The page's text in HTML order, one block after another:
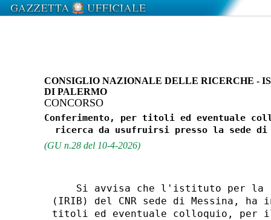
CONSIGLIO NAZIONALE DELLE RICERCHE -
DI PALERMO
CONCORSO
Conferimento, per titoli ed eventuale
(GU n.28 del 10-4-2026)
Si avvisa che l'istituto per la
(IRIB) del CNR sede di Messina,
titoli ed eventuale colloquio, per